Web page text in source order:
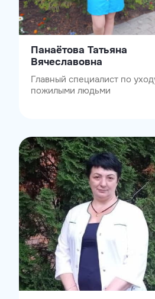
Панаётова Татьяна
Вячеславовна
Главный специалист по
пожилыми людьми